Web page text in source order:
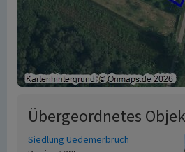
Übergeordnetes
Siedlung Uedemerbruch